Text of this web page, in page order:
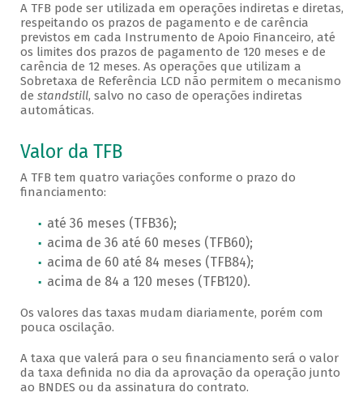
A TFB pode ser utilizada em operações indiretas e diretas,
respeitando os prazos de pagamento e de carência
previstos em cada Instrumento de Apoio Financeiro, até
os limites dos prazos de pagamento de 120 meses e de
carência de 12 meses. As operações que utilizam a
Sobretaxa de Referência LCD não permitem o mecanismo
de standstill, salvo no caso de operações indiretas
automáticas.
Valor da TFB
A TFB tem quatro variações conforme o prazo do
financiamento:
até 36 meses (TFB36);
acima de 36 até 60 meses (TFB60);
acima de 60 até 84 meses (TFB84);
acima de 84 a 120 meses (TFB120).
Os valores das taxas mudam diariamente, porém com
pouca oscilação.
A taxa que valerá para o seu financiamento será o valor
da taxa definida no dia da aprovação da operação junto
ao BNDES ou da assinatura do contrato.